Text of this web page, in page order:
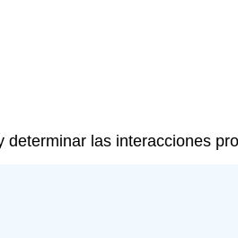
las interacciones